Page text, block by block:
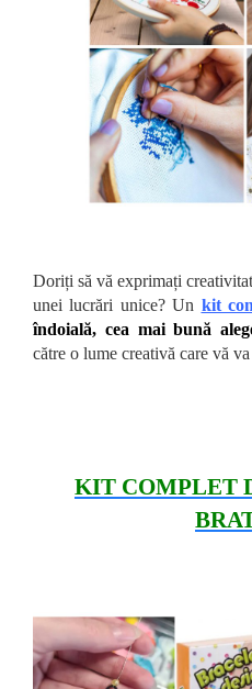
Doriți să vă exprimați
unei lucrări unice? Un kit
îndoială, cea mai bună
către o lume creativă care vă
KIT COMPLET